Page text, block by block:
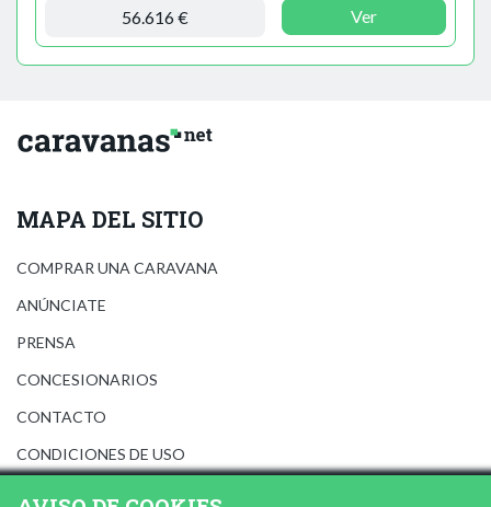
56.616 € Ver
MAPA DEL SITIO
COMPRAR UNA CARAVANA
ANÚNCIATE
PRENSA
CONCESIONARIOS
CONTACTO
CONDICIONES DE USO